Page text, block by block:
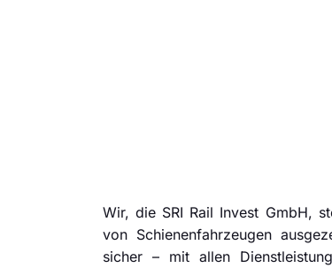
Wir, die SRI Rail Invest GmbH,
von Schienenfahrzeugen
sicher – mit allen